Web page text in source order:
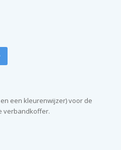
een kleurenwijzer) voor de
verbandkoffer.